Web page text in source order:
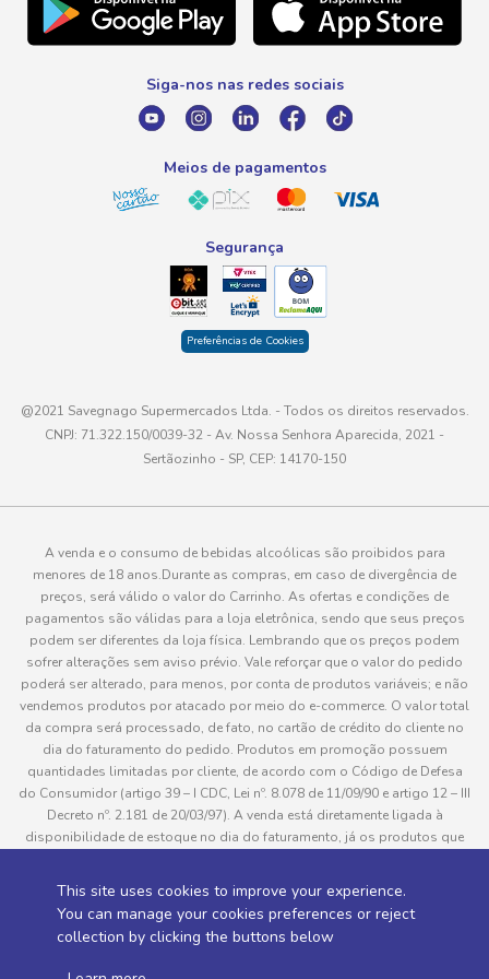
This site uses cookies to improve your experience.
You can manage your cookies preferences or reject
collection by clicking the buttons below
Promoção Fim de Ano
Telefone
0800 016 6680
atendimento@savegnago.com.br
Siga-nos nas redes sociais
Meios de pagamentos
Segurança
Preferências de Cookies
@2021 Savegnago Supermercados Ltda. - Todos os direitos reservados.
CNPJ: 71.322.150/0039-32 - Av. Nossa Senhora Aparecida, 2021 -
Sertãozinho - SP, CEP: 14170-150
A venda e o consumo de bebidas alcoólicas são proibidos para
menores de 18 anos.Durante as compras, em caso de divergência de
preços, será válido o valor do Carrinho. As ofertas e condições de
pagamentos são válidas para a loja eletrônica, sendo que seus preços
podem ser diferentes da loja física. Lembrando que os preços podem
sofrer alterações sem aviso prévio. Vale reforçar que o valor do pedido
poderá ser alterado, para menos, por conta de produtos variáveis; e não
vendemos produtos por atacado por meio do e-commerce. O valor total
da compra será processado, de fato, no cartão de crédito do cliente no
dia do faturamento do pedido. Produtos em promoção possuem
quantidades limitadas por cliente, de acordo com o Código de Defesa
do Consumidor (artigo 39 – I CDC, Lei nº. 8.078 de 11/09/90 e artigo 12 – III
Decreto nº. 2.181 de 20/03/97). A venda está diretamente ligada à
disponibilidade de estoque no dia do faturamento, já os produtos que
pedido do cliente, este não será entregue e o valor do item não será
cobrado. As fotos dos produtos no site são ilustrativas, podendo haver
divergência com o produto real e todos os pedidos estão sujeitos à